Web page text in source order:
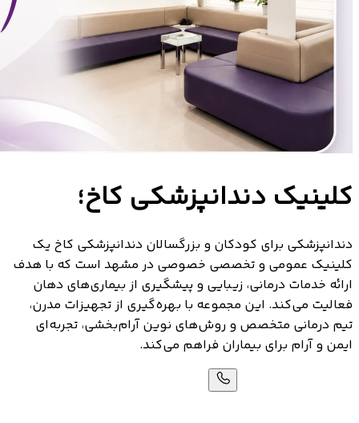
کلینیک دندانپزشکی کاخ؛
دندانپزشکی برای کودکان و بزرگسالان دندانپزشکی کاخ یک
کلینیک عمومی و تخصصی خصوصی در مشهد است که با هدف
ارائه خدمات درمانی، زیبایی و پیشگیری از بیماری‌های دهان
فعالیت می‌کند. این مجموعه با بهره‌گیری از تجهیزات مدرن،
تیم درمانی متخصص و روش‌های نوین آرام‌بخشی، تجربه‌ای
ایمن و آرام برای بیماران فراهم می‌کند.